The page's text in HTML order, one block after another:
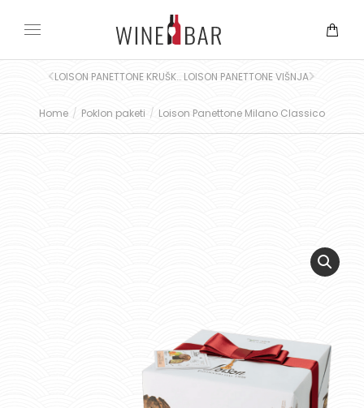
You are here:
Home Poklon paketi Loison Panettone Milano Classico
LOISON PANETTONE KRUŠKA LOISON PANETTONE VIŠNJA